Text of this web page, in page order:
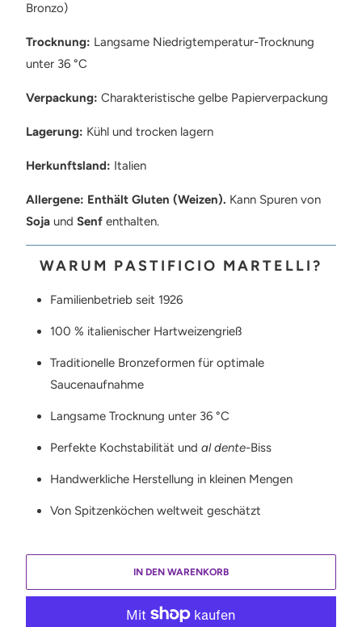
Bronzo)
Trocknung: Langsame Niedrigtemperatur-Trocknung
unter 36 °C
Verpackung: Charakteristische gelbe Papierverpackung
Lagerung: Kühl und trocken lagern
Herkunftsland: Italien
Allergene: Enthält Gluten (Weizen). Kann Spuren von
Sojaund Senfenthalten.
WARUM PASTIFICIO MARTELLI?
Familienbetrieb seit 1926
100 % italienischer Hartweizengrieß
Traditionelle Bronzeformen für optimale
Saucenaufnahme
Langsame Trocknung unter 36 °C
Perfekte Kochstabilität und al dente-Biss
Handwerkliche Herstellung in kleinen Mengen
Von Spitzenköchen weltweit geschätzt
IN DEN WARENKORB